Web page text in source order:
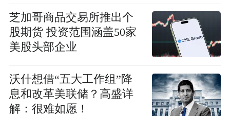
芝加哥商品交易所推出个
股期货 投资范围涵盖50家
美股头部企业
沃什想借“五大工作组”降
息和改革美联储？高盛详
解：很难如愿！